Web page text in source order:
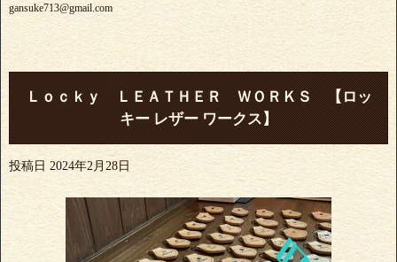
gansuke713@gmail.com
Ｌｏｃｋｙ ＬＥＡＴＨＥＲ ＷＯＲＫＳ 【ロッ
キー レザー ワークス】
投稿日 2024年2月28日